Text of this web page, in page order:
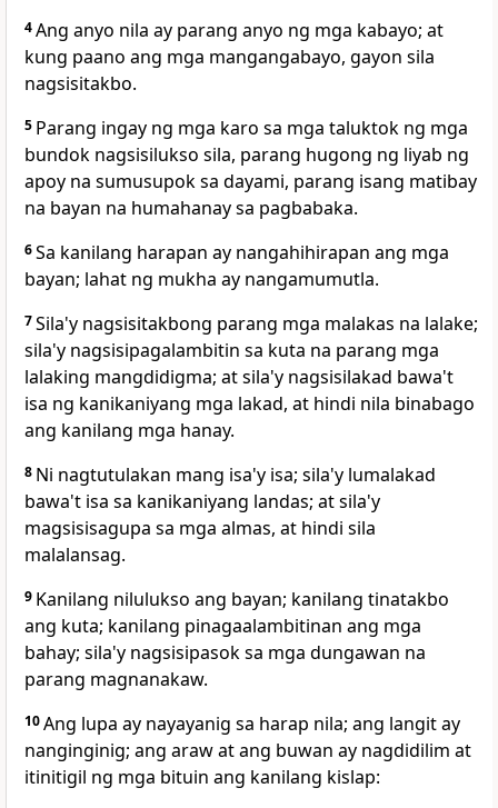
4Ang anyo nila ay parang anyo ng mga kabayo; at
kung paano ang mga mangangabayo, gayon sila
nagsisitakbo.
5 Parang ingay ng mga karo sa mga taluktok ng mga
bundok nagsisilukso sila, parang hugong ng liyab ng
apoy na sumusupok sa dayami, parang isang matibay
na bayan na humahanay sa pagbabaka.
6Sa kanilang harapan ay nangahihirapan ang mga
bayan; lahat ng mukha ay nangamumutla.
7Sila'y nagsisitakbong parang mga malakas na lalake;
sila'y nagsisipagalambitin sa kuta na parang mga
lalaking mangdidigma; at sila'y nagsisilakad bawa't
isa ng kanikaniyang mga lakad, at hindi nila binabago
ang kanilang mga hanay.
8 Ni nagtutulakan mang isa'y isa; sila'y lumalakad
bawa't isa sa kanikaniyang landas; at sila'y
magsisisagupa sa mga almas, at hindi sila
malalansag.
9 Kanilang nilulukso ang bayan; kanilang tinatakbo
ang kuta; kanilang pinagaalambitinan ang mga
bahay; sila'y nagsisipasok sa mga dungawan na
parang magnanakaw.
10Ang lupa ay nayayanig sa harap nila; ang langit ay
nanginginig; ang araw at ang buwan ay nagdidilim at
itinitigil ng mga bituin ang kanilang kislap: